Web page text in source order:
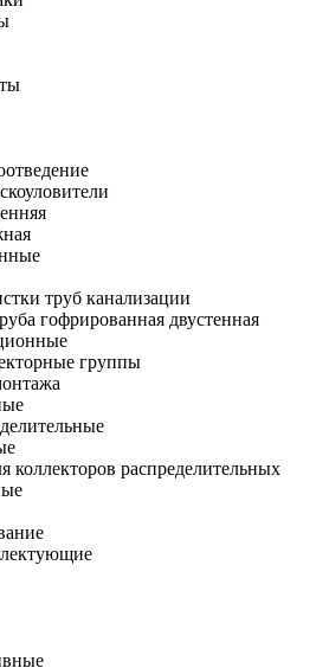
труб канализации
гофрированная двустенная
группы
распределительных